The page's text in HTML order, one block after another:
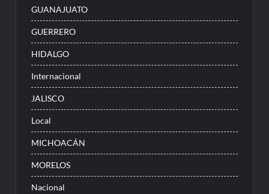
GUANAJUATO
GUERRERO
HIDALGO
Internacional
JALISCO
Local
MICHOACÁN
MORELOS
Nacional